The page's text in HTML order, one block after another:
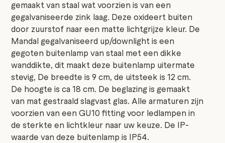
gemaakt van staal wat voorzien is van een
gegalvaniseerde zink laag. Deze oxideert buiten
door zuurstof naar een matte lichtgrijze kleur. De
Mandal gegalvaniseerd up/downlight is een
gegoten buitenlamp van staal met een dikke
wanddikte, dit maakt deze buitenlamp uitermate
stevig, De breedte is 9 cm, de uitsteek is 12 cm.
De hoogte is ca 18 cm. De beglazing is gemaakt
van mat gestraald slagvast glas. Alle armaturen zijn
voorzien van een GU10 fitting voor ledlampen in
de sterkte en lichtkleur naar uw keuze. De IP-
waarde van deze buitenlamp is IP54.